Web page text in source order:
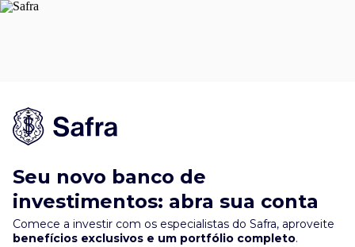
Seu novo banco de
investimentos: abra sua conta
Comece a investir com os especialistas do Safra, aproveite
benefícios exclusivos e um portfólio completo.